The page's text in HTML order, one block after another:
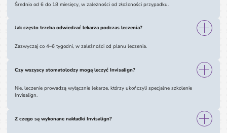
Średnio od 6 do 18 miesięcy, w zależności od złożoności przypadku.
Jak często trzeba odwiedzać lekarza podczas leczenia?
Zazwyczaj co 4–6 tygodni, w zależności od planu leczenia.
Czy wszyscy stomatolodzy mogą leczyć Invisalign?
Nie, leczenie prowadzą wyłącznie lekarze, którzy ukończyli specjalne szkolenie
Invisalign.
Z czego są wykonane nakładki Invisalign?